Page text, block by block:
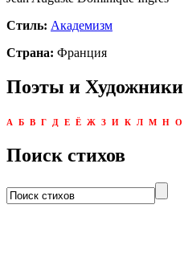
Стиль: Академизм
Страна: Франция
Поэты и Художники
А Б В Г Д Е Ё Ж З И К Л М Н О
Поиск стихов